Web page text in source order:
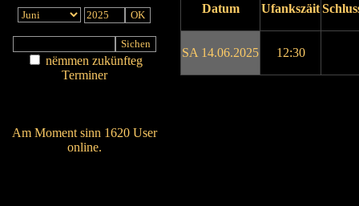
nëmmen zukünfteg
Terminer
Am Moment sinn 1620 User
online.
Datum Ufankszäit
SA 14.06.2025 12:30